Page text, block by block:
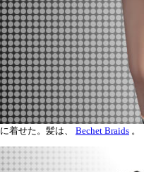
に着せた。髪は、 Bechet Braids 。